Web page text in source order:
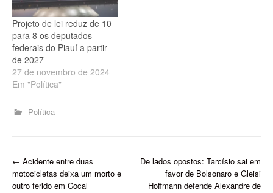
para utilização por pessoas
com deficiência ou
mobilidade reduzida. Para
as…
Projeto de lei reduz de 10
para 8 os deputados
federais do Piauí a partir
de 2027
27 de novembro de 2024
Em "Política"
Política
P
o
← Acidente entre duas
motocicletas deixa um morto e
outro ferido em Cocal
De lados opostos: Tarcísio sai em
favor de Bolsonaro e Gleisi
Hoffmann defende Alexandre de